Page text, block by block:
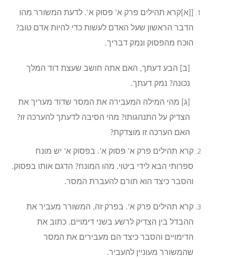
[[א]קרא תהילים פרק א’ פסוק א’. לדעת המשורר מהו
הדבר הראשון שעל האדם לעשות כדי להיות אדם טוב?
הוכח מהפסוק ונמק דבריך.
[ב] הבע דעתך, האם אתה חושב שעצת דוד המלך
נכונה? נמק דעתך.
[ג] מהי המילה המעבירה את המסר שדוד מעריך את
הצדיק על התנהגותו? מהי הסיבה לדעתך להערכה זו?
האם הערכה זו מוצדקת?
קרא תהילים פרק א’ פסוק א’. בפסוק א’ יש מונח
ספרותי הבא לידי ביטוי. מהו המונח? הדגם אותו בפסוק.
והסבר כיצד הוא תורם להעברת המסר.
קרא תהילים פרק א’. בפרק זה, המשורר מעביר את
ההבדל בין הצדיק לרשע בשני דימויים. כתוב את
הדימויים והסבר כיצד הם מעבירים את המסר
שהמשורר מעוניין להעביר.